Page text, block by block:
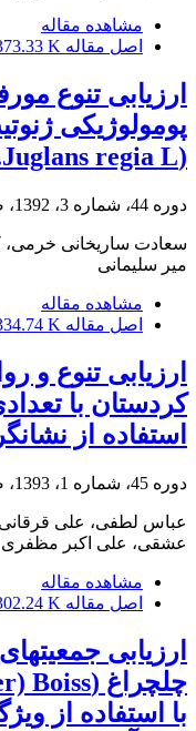
مشاهده مقاله
اصل مقاله K
ارزیابی تنوع
پومولوژیکی
(Juglans regia L.) در شمال استان فارس
دوره 44، شماره 3، 1392، صفحه
سعادت ساریخانی خرمی،
میر سلیمانی
مشاهده مقاله
اصل مقاله K
ارزیابی تنوع و
کردستان با
استفاده از
دوره 45، شماره 1، 1393، صفحه
عباس لطفی، علی
عشقی، علی اکبر مظفری
مشاهده مقاله
اصل مقاله K
ارزیابی
با استفاده از